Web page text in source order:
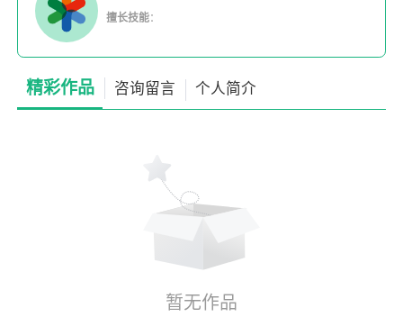
擅长技能：
精彩作品 咨询留言 个人简介
暂无作品